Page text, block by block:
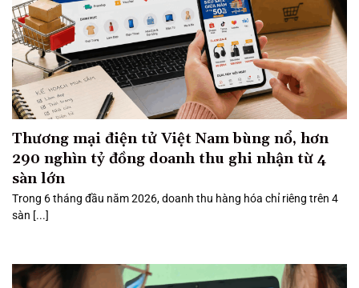
Thương mại điện tử Việt Nam bùng nổ, hơn
290 nghìn tỷ đồng doanh thu ghi nhận từ 4
sàn lớn
Trong 6 tháng đầu năm 2026, doanh thu hàng hóa chỉ riêng trên 4
sàn [...]